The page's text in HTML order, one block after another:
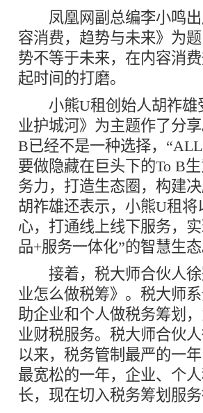
凤凰网副总编李小鸣出
容消费，趋势与未来》为
势不等于未来，在内容消
起时间的打磨。
小熊U租创始人胡祚雄
业护城河》为主题作了分
B已经不是一种选择，
要做隐藏在巨头下的To B
务力，打造生态圈，构建
胡祚雄还表示，小熊U租
心，打通线上线下服务，
品+服务一体化”的智慧生态
接着，税大师合伙人徐
业怎么做税筹》。税大师
助企业和个人做税务筹划
业财税服务。税大师合伙
以来，税务管制最严的一
最宽松的一年，企业、个
长，现在切入税务筹划服